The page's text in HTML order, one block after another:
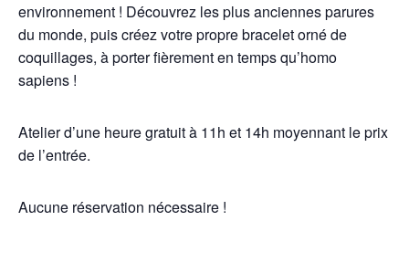
environnement ! Découvrez les plus anciennes parures
du monde, puis créez votre propre bracelet orné de
coquillages, à porter fièrement en temps qu’homo
sapiens !
Atelier d’une heure gratuit à 11h et 14h moyennant le prix
de l’entrée.
Aucune réservation nécessaire !